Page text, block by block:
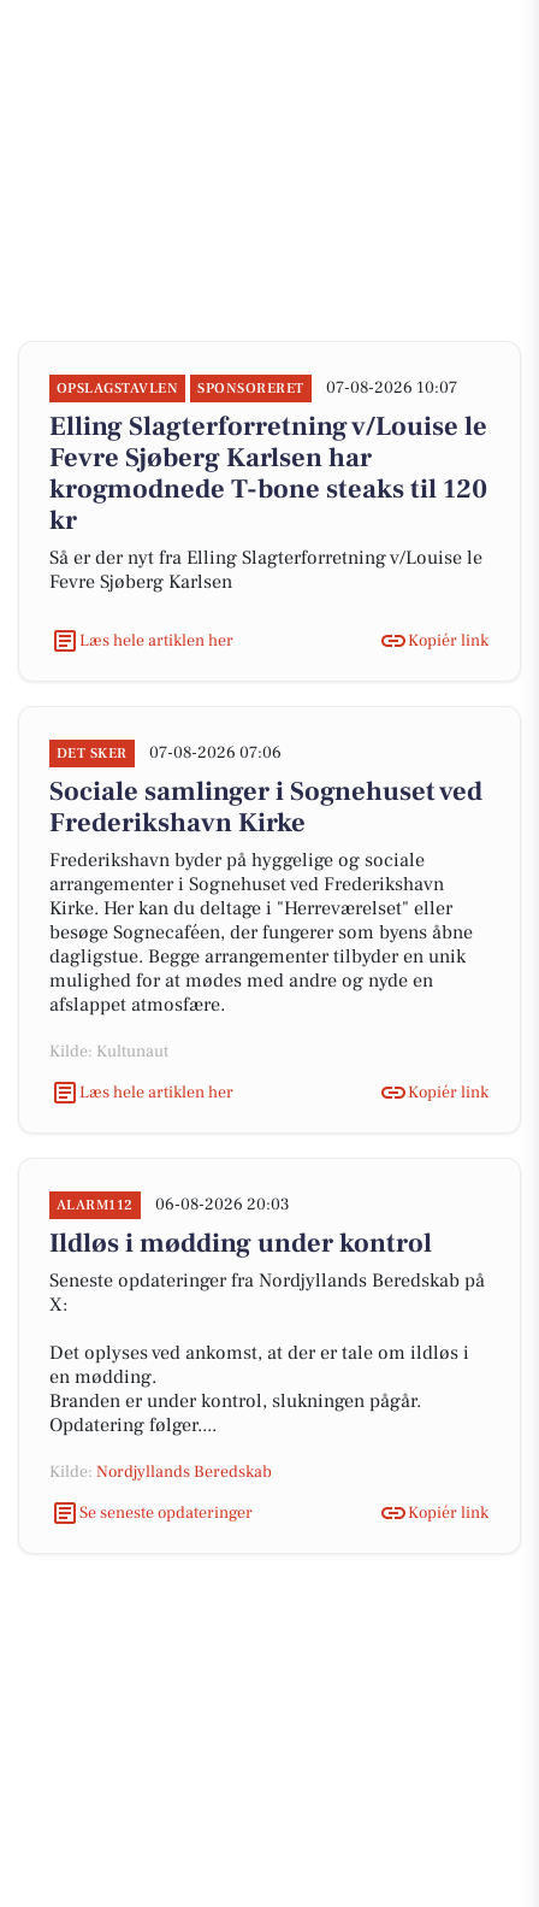
OPSLAGSTAVLEN SPONSORERET 07-08-2026 10:07
Elling Slagterforretning v/Louise le
Fevre Sjøberg Karlsen har
krogmodnede T-bone steaks til 120
kr
Så er der nyt fra Elling Slagterforretning v/Louise le
Fevre Sjøberg Karlsen
Læs hele artiklen her Kopiér link
DET SKER 07-08-2026 07:06
Sociale samlinger i Sognehuset ved
Frederikshavn Kirke
Frederikshavn byder på hyggelige og sociale
arrangementer i Sognehuset ved Frederikshavn
Kirke. Her kan du deltage i "Herreværelset" eller
besøge Sognecaféen, der fungerer som byens åbne
dagligstue. Begge arrangementer tilbyder en unik
mulighed for at mødes med andre og nyde en
afslappet atmosfære.
Kilde: Kultunaut
Læs hele artiklen her
Kopiér link
ALARM112 06-08-2026 20:03
Ildløs i mødding under kontrol
Seneste opdateringer fra Nordjyllands Beredskab på
X:
Det oplyses ved ankomst, at der er tale om ildløs i
en mødding.
Branden er under kontrol, slukningen pågår.
Opdatering følger....
Kilde: Nordjyllands Beredskab
Se seneste opdateringer
Kopiér link